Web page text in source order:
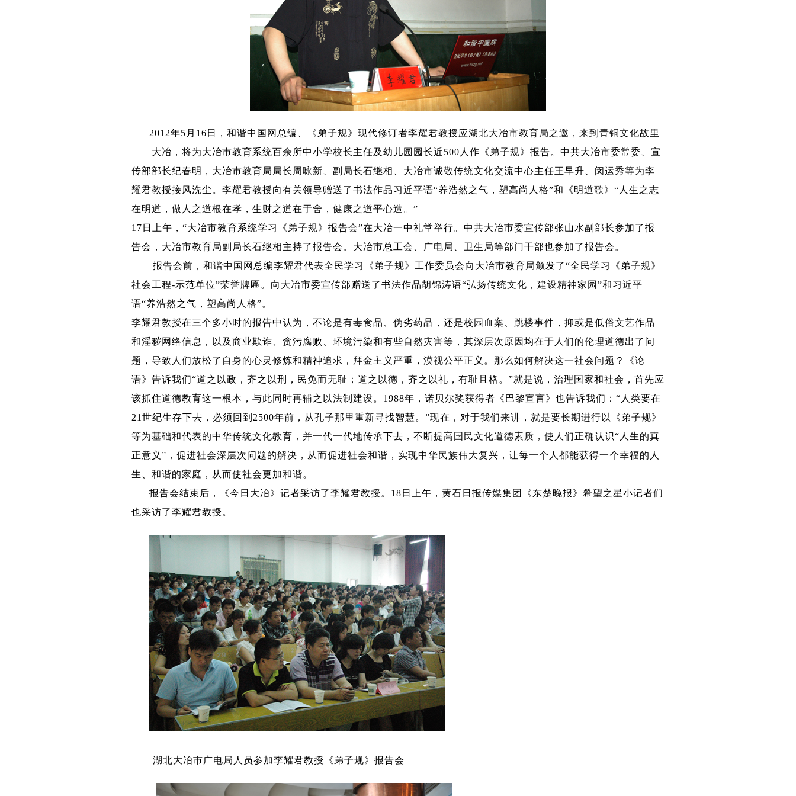
2012年5 月 16 日
，和谐中国网总编、《弟子规》现代修订者李耀君教授应湖北大冶市教育局之邀，来到青铜文化故里
——大冶，将为大冶市教育系统百余所中小学校长主任及幼儿园园长近500 人作《弟子规》报告。中共大冶市委常委、宣
传部部长纪春明，大冶市教育局局长周咏新、副局长石继相、大冶市诚敬传统文化交流中心主任王早升、闵运秀等为李
耀君教授接风洗尘。李耀君教授向有关领导赠送了书法作品习近平语“养浩然之气，塑高尚人格”和《明道歌》 “ 人生之志
在明道，做人之道根在孝，生财之道在于舍，健康之道平心造。 ”
17 日上午， “大冶市教育系统学习《弟子规》报告会”在大冶一中礼堂举行。中共大冶市委宣传部张山水副部长参加了报
告会，大冶市教育局副局长石继相主持了报告会。大冶市总工会、广电局、卫生局等部门干部也参加了报告会。
报告会前，和谐中国网总编李耀君代表全民学习《弟子规》工作委员会向大冶市教育局颁发了“全民学习《弟子规》
社会工程-示范单位”荣誉牌匾。向大冶市委宣传部赠送了书法作品胡锦涛语“弘扬传统文化，建设精神家园 ”和习近平
语“养浩然之气，塑高尚人格”。
李耀君教授在三个多小时的报告中认为，不论是有毒食品、伪劣药品，还是校园血案、跳楼事件，抑或是低俗文艺作品
和淫秽网络信息，以及商业欺诈、贪污腐败、环境污染和有些自然灾害等，其深层次原因均在于人们的伦理道德出了问
题，导致人们放松了自身的心灵修炼和精神追求，拜金主义严重，漠视公平正义。那么如何解决这一社会问题？《论
语》告诉我们“道之以政，齐之以刑，民免而无耻；道之以德，齐之以礼，有耻且格。 ”就是说，治理国家和社会，首先应
该抓住道德教育这一根本，与此同时再辅之以法制建设。 1988年，诺贝尔奖获得者《巴黎宣言》也告诉我们： “ 人类要在
21 世纪生存下去，必须回到 2500年前，从孔子那里重新寻找智慧。 ”现在，对于我们来讲，就是要长期进行以《弟子规》
等为基础和代表的中华传统文化教育，并一代一代地传承下去，不断提高国民文化道德素质，使人们正确认识“ 人生的真
正意义 ” ，促进社会深层次问题的解决，从而促进社会和谐，实现中华民族伟大复兴，让每一个人都能获得一个幸福的人
生、和谐的家庭，从而使社会更加和谐。
报告会结束后，《今日大冶》记者采访了李耀君教授。 18 日上午，黄石日报传媒集团《东楚晚报》希望之星小记者们
也采访了李耀君教授。
湖北大冶市广电局人员参加李耀君教授《弟子规》报告会